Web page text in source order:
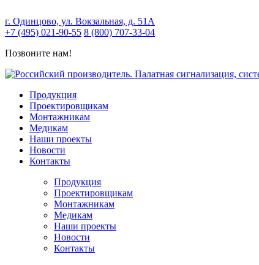
г. Одинцово, ул. Вокзальная, д. 51А
+7 (495) 021-90-55 8 (800) 707-33-04
Позвоните нам!
Продукция
Проектировщикам
Монтажникам
Медикам
Наши проекты
Новости
Контакты
Продукция
Проектировщикам
Монтажникам
Медикам
Наши проекты
Новости
Контакты